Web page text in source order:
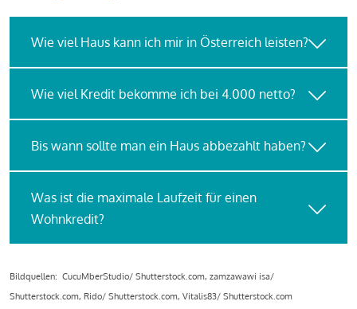
Wie viel Haus kann ich mir in Österreich leisten?
Wie viel Kredit bekomme ich bei 4.000 netto?
Bis wann sollte man ein Haus abbezahlt haben?
Was ist die maximale Laufzeit für einen
Wohnkredit?
Bildquellen: CucuMberStudio/ Shutterstock.com, zamzawawi isa/
Shutterstock.com, Rido/ Shutterstock.com, Vitalis83/ Shutterstock.com